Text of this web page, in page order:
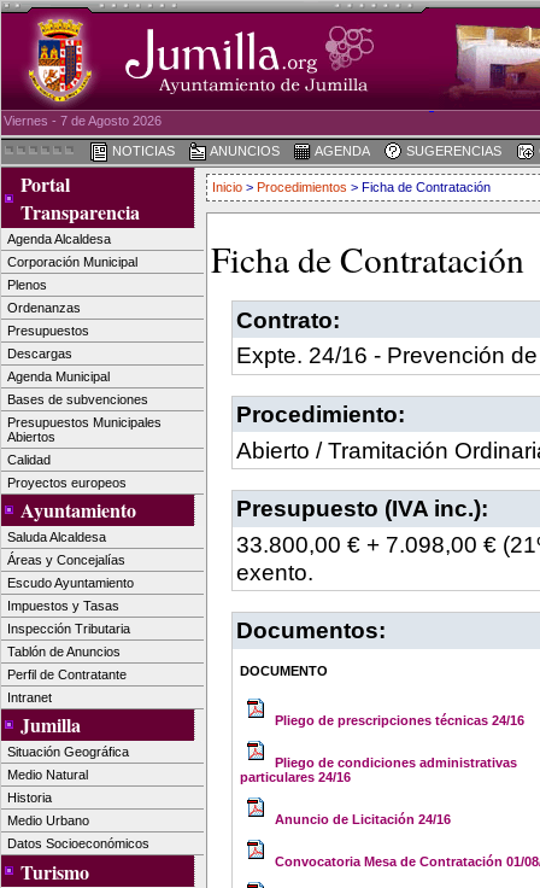
Viernes - 7 de Agosto 2026
NOTICIAS ANUNCIOS AGENDA SUGERENCIAS
Portal
Transparencia
Agenda Alcaldesa
Corporación Municipal
Plenos
Ordenanzas
Presupuestos
Descargas
Agenda Municipal
Bases de subvenciones
Presupuestos Municipales
Abiertos
Calidad
Proyectos europeos
Ayuntamiento
Saluda Alcaldesa
Áreas y Concejalías
Escudo Ayuntamiento
Impuestos y Tasas
Inspección Tributaria
Tablón de Anuncios
Perfil de Contratante
Intranet
Jumilla
Situación Geográfica
Medio Natural
Historia
Medio Urbano
Datos Socioeconómicos
Turismo
Inicio > Procedimientos > Ficha de Contratación
Ficha de Contratación
Contrato:
Expte. 24/16 - Prevención
Procedimiento:
Abierto / Tramitación
Presupuesto (IVA inc.):
33.800,00 € + 7.098,00 €
exento.
Documentos:
DOCUMENTO
Pliego de prescripciones técnicas 24/16
Pliego de condiciones administrativas
particulares 24/16
Anuncio de Licitación 24/16
Convocatoria Mesa de Contratación 01/